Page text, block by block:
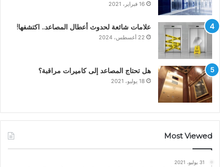
16 فبراير، 2021
علامات شائعة لحدوث أعطال المصاعد.. اكتشفها!
22 أغسطس، 2024
هل تحتاج المصاعد إلى كاميرات مراقبة؟
18 يوليو، 2021
Most Viewed
31 يوليو، 2021